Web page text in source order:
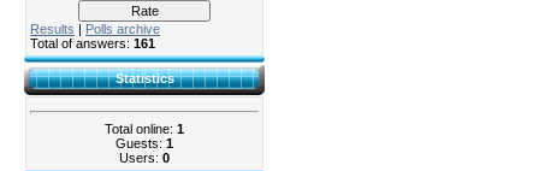
Results | Polls archive
Total of answers: 161
Statistics
Total online: 1
Guests: 1
Users: 0